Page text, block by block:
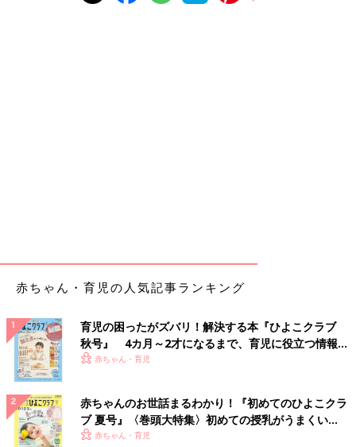
赤ちゃん・育児の人気記事ランキング
育児の困ったがズバリ！解決する本『ひよこクラブ
秋号』 4カ月～2才になるまで、育児に役立つ情報が
いっぱい！
赤ちゃん・育児
赤ちゃんのお世話まるわかり！『初めてのひよこクラ
ブ 夏号』〈巻頭大特集〉初めての授乳がうまくい
く！ おっぱい・ミルクの基本と夏のトラブル 解決テ
赤ちゃん・育児